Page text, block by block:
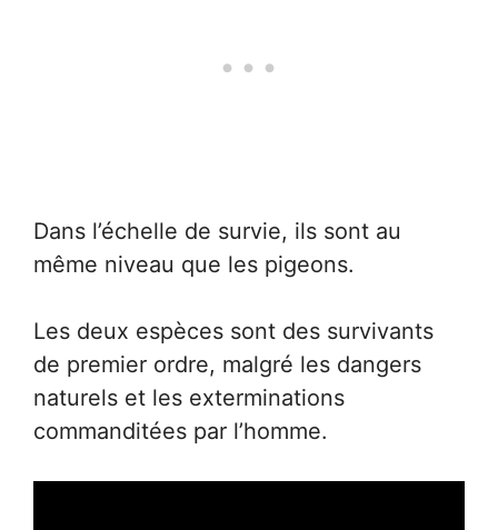
Dans l’échelle de survie, ils sont au
même niveau que les pigeons.
Les deux espèces sont des survivants
de premier ordre, malgré les dangers
naturels et les exterminations
commanditées par l’homme.